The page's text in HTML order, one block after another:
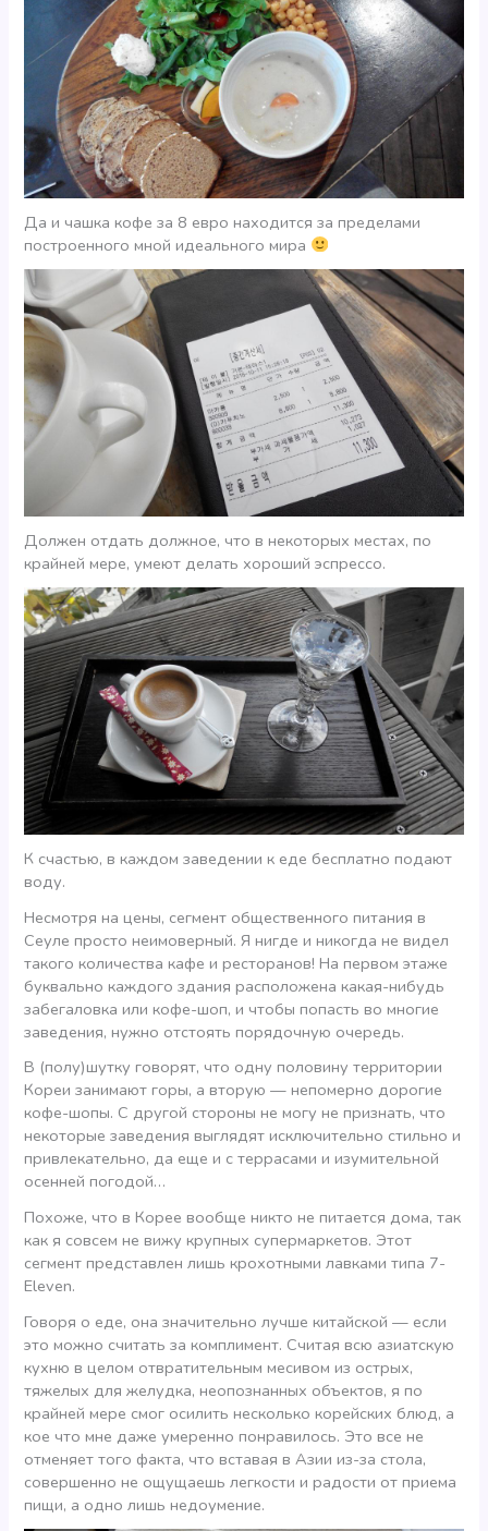
Да и чашка кофе за 8 евро находится за пределами
построенного мной идеального мира
Должен отдать должное, что в некоторых местах, по
крайней мере, умеют делать хороший эспрессо.
К счастью, в каждом заведении к еде бесплатно подают
воду.
Несмотря на цены, сегмент общественного питания в
Сеуле просто неимоверный. Я нигде и никогда не видел
такого количества кафе и ресторанов! На первом этаже
буквально каждого здания расположена какая-нибудь
забегаловка или кофе-шоп, и чтобы попасть во многие
заведения, нужно отстоять порядочную очередь.
В (полу)шутку говорят, что одну половину территории
Кореи занимают горы, а вторую — непомерно дорогие
кофе-шопы. С другой стороны не могу не признать, что
некоторые заведения выглядят исключительно стильно и
привлекательно, да еще и с террасами и изумительной
осенней погодой…
Похоже, что в Корее вообще никто не питается дома, так
как я совсем не вижу крупных супермаркетов. Этот
сегмент представлен лишь крохотными лавками типа 7-
Eleven.
Говоря о еде, она значительно лучше китайской — если
это можно считать за комплимент. Считая всю азиатскую
кухню в целом отвратительным месивом из острых,
тяжелых для желудка, неопознанных объектов, я по
крайней мере смог осилить несколько корейских блюд, а
кое что мне даже умеренно понравилось. Это все не
отменяет того факта, что вставая в Азии из-за стола,
совершенно не ощущаешь легкости и радости от приема
пищи, а одно лишь недоумение.